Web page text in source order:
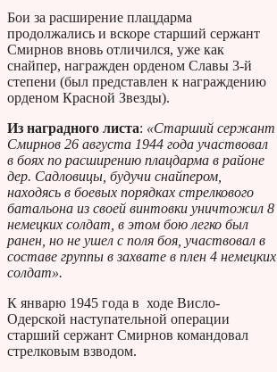
Бои за расширение плацдарма
продолжались и вскоре старший сержант
Смирнов вновь отличился, уже как
снайпер, награжден орденом Славы 3-й
степени (был представлен к награждению
орденом Красной Звезды).
Из наградного листа: «Старший сержант
Смирнов 26 августа 1944 года участвовал
в боях по расширению плацдарма в районе
дер. Садловицы, будучи снайпером,
находясь в боевых порядках стрелкового
батальона из своей винтовки уничтожил 8
немецких солдат, в этом бою легко был
ранен, но не ушел с поля боя, участвовал в
составе группы в захвате в плен 4 немецких
солдат».
К январю 1945 года в ходе Висло-
Одерской наступательной операции
старший сержант Смирнов командовал
стрелковым взводом.